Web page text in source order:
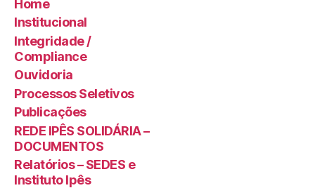
Home
Institucional
Integridade /
Compliance
Ouvidoria
Processos Seletivos
Publicações
REDE IPÊS SOLIDÁRIA –
DOCUMENTOS
Relatórios – SEDES e
Instituto Ipês